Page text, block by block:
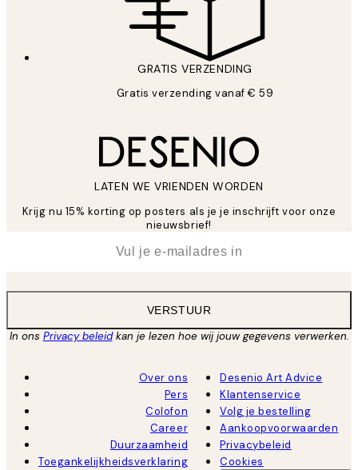
GRATIS VERZENDING
Gratis verzending vanaf € 59
LATEN WE VRIENDEN WORDEN
Krijg nu 15% korting op posters als je je inschrijft voor onze
nieuwsbrief!
VERSTUUR
In ons Privacy beleidkan je lezen hoe wij jouw gegevens verwerken.
Over ons
Pers
Colofon
Career
Duurzaamheid
Toegankelijkheidsverklaring
Desenio Art Advice
Klantenservice
Volg je bestelling
Aankoopvoorwaarden
Privacybeleid
Cookies